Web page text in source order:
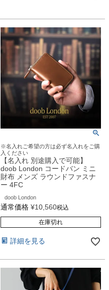
※名入れご希望の方は必ず名入れをご購
入ください
【名入れ 別途購入で可能】
doob London コードバン ミニ
財布 メンズ ラウンドファスナ
ー 4FC
doob London
通常価格 ¥10,560税込
在庫切れ
詳細を見る